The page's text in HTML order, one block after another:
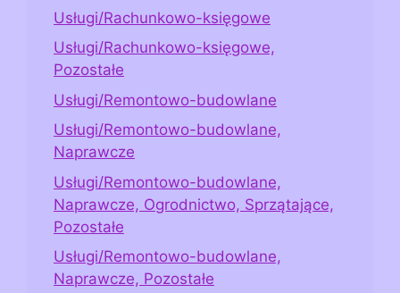
Usługi/Rachunkowo-księgowe
Usługi/Rachunkowo-księgowe,
Pozostałe
Usługi/Remontowo-budowlane
Usługi/Remontowo-budowlane,
Naprawcze
Usługi/Remontowo-budowlane,
Naprawcze, Ogrodnictwo, Sprzątające,
Pozostałe
Usługi/Remontowo-budowlane,
Naprawcze, Pozostałe